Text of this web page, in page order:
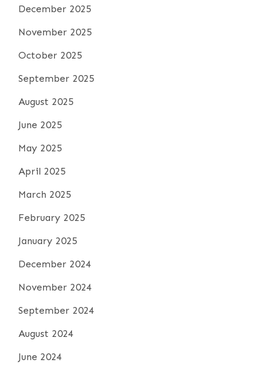
December 2025
November 2025
October 2025
September 2025
August 2025
June 2025
May 2025
April 2025
March 2025
February 2025
January 2025
December 2024
November 2024
September 2024
August 2024
June 2024